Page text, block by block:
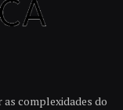
complexidades do